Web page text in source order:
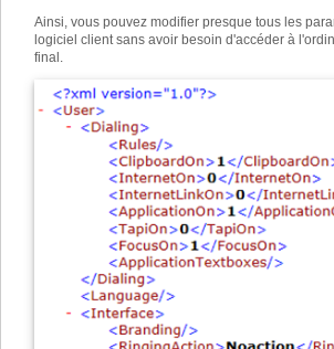
Ainsi, vous pouvez modifier presque tous les
logiciel client sans avoir besoin d'accéder à
final.